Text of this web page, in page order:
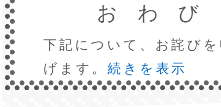
おわび
下記について、お詫び
げます。続きを表示